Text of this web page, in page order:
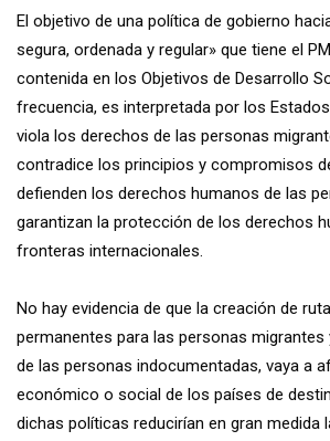
El objetivo de una política de gobierno
segura, ordenada y regular» que tiene el
contenida en los Objetivos de Desarrollo
frecuencia, es interpretada por los
viola los derechos de las personas
contradice los principios y compromisos
defienden los derechos humanos de las
garantizan la protección de los derechos
fronteras internacionales.
No hay evidencia de que la creación de
permanentes para las personas migrantes
de las personas indocumentadas, vaya a
económico o social de los países de
dichas políticas reducirían en gran medida